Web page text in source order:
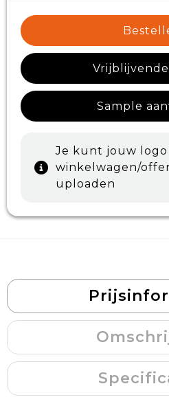
Sample
Je kunt jouw logo
winkelwagen/
uploaden